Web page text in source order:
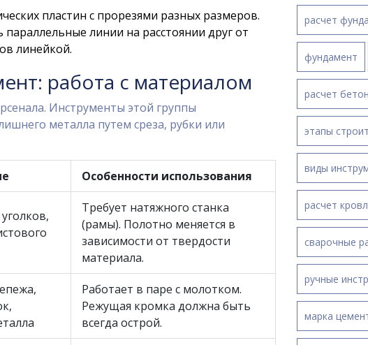
пластин с прорезями разных размеров.
линии на расстоянии друг от
линейкой.
работа с материалом
Инструменты этой группы
металла путем среза, рубки или
Особенности использования
Требует натяжного станка
(рамы). Полотно меняется в
зависимости от твердости
материала.
Работает в паре с молотком.
Режущая кромка должна быть
всегда острой.
расчет
фундамент
расчет
этапы
виды
расчет
сварочные
ручные
марка